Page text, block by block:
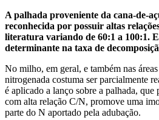
A palhada proveniente da cana-de-
reconhecida por possuir altas
literatura variando de 60:1 a 100:1.
determinante na taxa de
No milho, em geral, e também nas
nitrogenada costuma ser parcialmente
é aplicado a lanço sobre a palhada, que
com alta relação C/N, promove uma
parte do N aportado pela adubação.